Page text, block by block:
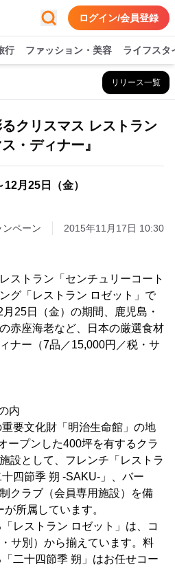
ログイン/会員登録
行 ファッション・美容 ライフスタ
リリース一覧
クリスマス レストラン
・ディナー』
月25日（金）
ンペーン 2015年11月17日 10:30
ストラン「センチュリーコート
グ「レストラン ロゼット」で
25日（金）の期間、鹿児島・
赤座海老など、日本の厳選食材
ナー（7品／15,000円／税・サ
内
要文化財「明治生命館」の地
ープンした400坪を有するクラ
設として、フレンチ「レストラ
四節季 朔 -SAKU-」、バー
クラブ（会員専用施設）を備
所属しています。
レストラン ロゼット」は、コ
サ別）から揃えています。料
二十四節季 朔」はお任せコー